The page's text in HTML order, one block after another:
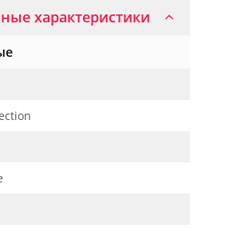
характеристики